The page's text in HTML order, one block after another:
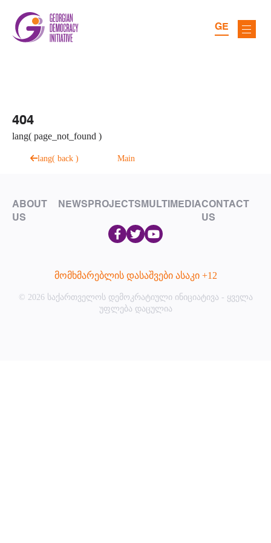
GE
404
lang( page_not_found )
lang( back ) Main
ABOUT
US
NEWS PROJECTS MULTIMEDIACONTACT
US
მომხმარებლის დასაშვები ასაკი +12
© 2026 საქართველოს დემოკრატიული ინიციატივა - ყველა
უფლება დაცულია